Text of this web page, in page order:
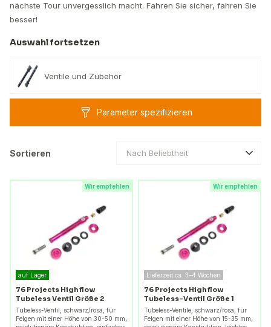
nächste Tour unvergesslich macht. Fahren Sie sicher, fahren Sie
besser!
Auswahl fortsetzen
Ventile und Zubehör
Parameter spezifizieren
Sortieren Nach Beliebtheit
Wir empfehlen
auf Lager
76 Projects High flow
Tubeless Ventil Größe 2
Tubeless-Ventil, schwarz/rosa, für
Felgen mit einer Höhe von 30-50 mm,
Wir empfehlen
Lieferzeit ca. 3–4 Wochen
76 Projects High flow
Tubeless-Ventil Größe 1
Tubeless-Ventile, schwarz/rosa, für
Felgen mit einer Höhe von 15-35 mm,